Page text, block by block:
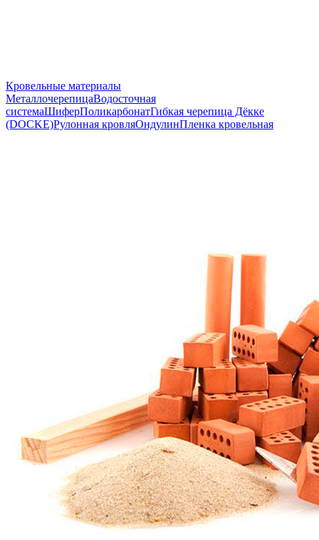
Кровельные материалы
МеталлочерепицаВодосточная
системаШиферПоликарбонатГибкая черепица Дёкке
(DOCKE)Рулонная кровляОндулинПленка кровельная